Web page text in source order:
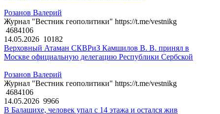
Розанов Валерий
Журнал "Вестник геополитики" https://t.me/vestnikg
4684106
14.05.2026 10182
Верховный Атаман СКВРиЗ Камшилов В. В. принял в
Москве официальную делегацию Республики Сербской
Розанов Валерий
Журнал "Вестник геополитики" https://t.me/vestnikg
4684106
14.05.2026 9966
В Балашихе, человек упал с 14 этажа и остался жив